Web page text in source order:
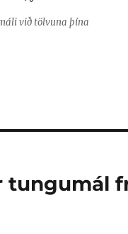
við tölvuna þína